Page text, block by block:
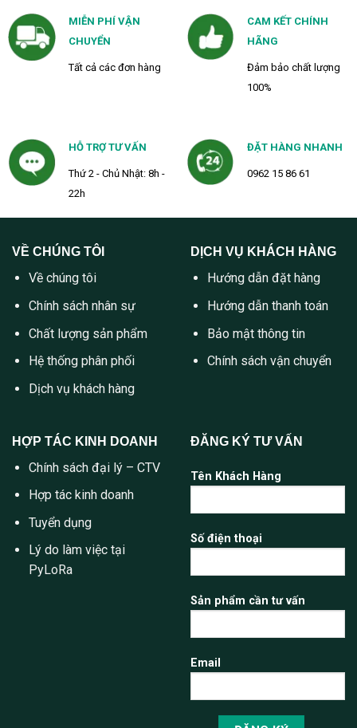
MIỄN PHÍ VẬN
CHUYỂN
Tất cả các đơn hàng
CAM KẾT CHÍNH
HÃNG
Đảm bảo chất lượng
100%
HỖ TRỢ TƯ VẤN
Thứ 2 - Chủ Nhật: 8h -
22h
ĐẶT HÀNG NHANH
0962 15 86 61
VỀ CHÚNG TÔI
Về chúng tôi
Chính sách nhân sự
Chất lượng sản phẩm
Hệ thống phân phối
Dịch vụ khách hàng
DỊCH VỤ KHÁCH HÀNG
Hướng dẫn đặt hàng
Hướng dẫn thanh toán
Bảo mật thông tin
Chính sách vận chuyển
HỢP TÁC KINH DOANH
Chính sách đại lý – CTV
Hợp tác kinh doanh
Tuyển dụng
Lý do làm việc tại
PyLoRa
ĐĂNG KÝ TƯ VẤN
Tên Khách Hàng
Số điện thoại
Sản phẩm cần tư vấn
Email